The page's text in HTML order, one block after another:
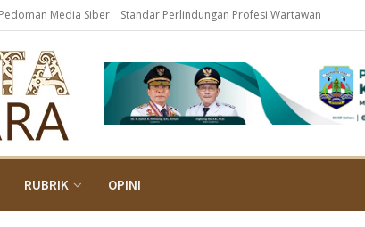
Pedoman Media Siber Standar Perlindungan Profesi Wartawan
RUBRIK OPINI